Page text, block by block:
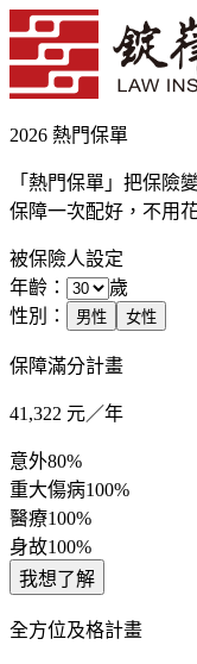
2026 熱門保單
「熱門保單」把保險
保障一次配好，不用
被保險人設定
年齡：
歲
性別：
男性 女性
保障滿分計畫
41,322 元／年
意外80%
重大傷病100%
醫療100%
身故100%
我想了解
全方位及格計畫